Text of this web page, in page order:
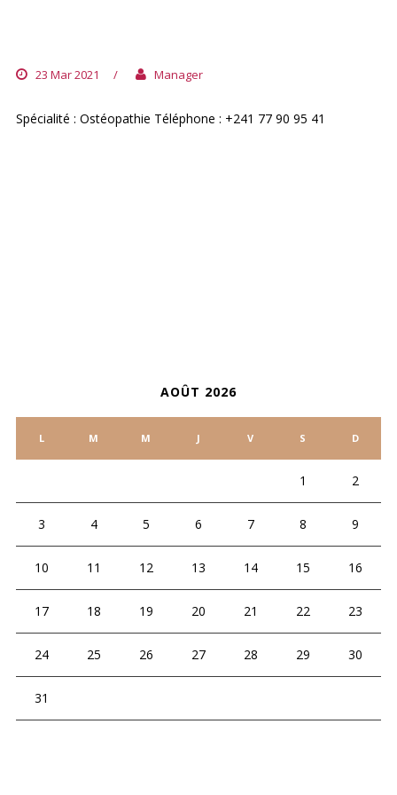
23 Mar 2021 / Manager
Spécialité : Ostéopathie Téléphone : +241 77 90 95 41
AOÛT 2026
L M M J V S D
1 2
3 4 5 6 7 8 9
10 11 12 13 14 15 16
17 18 19 20 21 22 23
24 25 26 27 28 29 30
31